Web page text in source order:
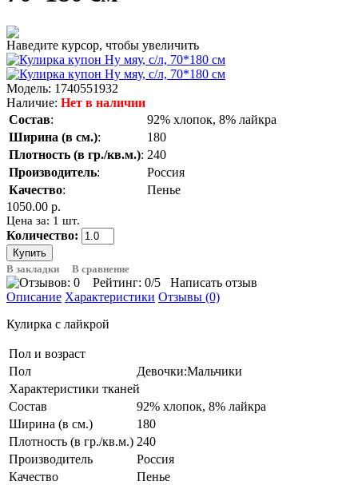
Наведите курсор, чтобы увеличить
Модель: 1740551932
Наличие: Нет в наличии
Состав:
92% хлопок, 8% лайкра
Ширина (в см.):
180
Плотность (в гр./кв.м.): 240
Производитель:
Россия
Качество:
Пенье
1050.00 р.
Цена за: 1 шт.
Количество:
В закладки В сравнение
Рейтинг: 0/5
Написать отзыв
Описание Характеристики Отзывы (0)
Кулирка с лайкрой
Пол и возраст
Пол
Девочки:Мальчики
Характеристики тканей
Состав
92% хлопок, 8% лайкра
Ширина (в см.)
180
Плотность (в гр./кв.м.) 240
Производитель
Россия
Качество
Пенье